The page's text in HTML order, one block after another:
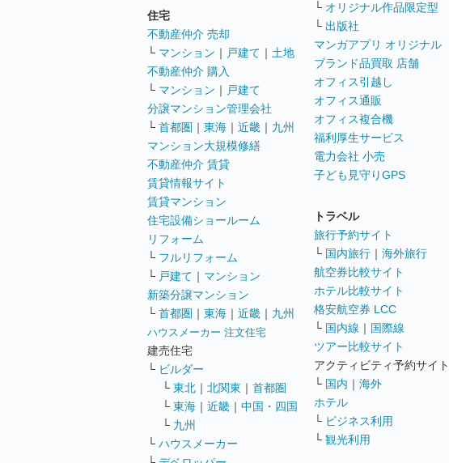
住宅
不動産仲介 売却
└ マンション ｜ 戸建て ｜ 土地
不動産仲介 購入
└ マンション ｜ 戸建て
分譲マンション管理会社
└ 首都圏 ｜ 東海 ｜ 近畿 ｜ 九州
マンション大規模修繕
不動産仲介 賃貸
賃貸情報サイト
賃貸マンション
住宅設備ショールーム
リフォーム
└ フルリフォーム
└ 戸建て ｜ マンション
新築分譲マンション
└ 首都圏 ｜ 東海 ｜ 近畿 ｜ 九州
ハウスメーカー 注文住宅
建売住宅
└ ビルダー
└ 東北 ｜ 北関東 ｜ 首都圏
└ 東海 ｜ 近畿 ｜ 中国・四国
└ 九州
└ ハウスメーカー
└ オリジナル作品限定型
└ 出版社
マンガアプリ オリジナル
ブランド品買取 店舗
オフィス引越し
オフィス通販
オフィス複合機
福利厚生サービス
電力会社 小売
子ども見守りGPS
トラベル
旅行予約サイト
└ 国内旅行 ｜ 海外旅行
航空券比較サイト
ホテル比較サイト
格安航空券 LCC
└ 国内線 ｜ 国際線
ツアー比較サイト
アクティビティ予約サイト
└ 国内 ｜ 海外
ホテル
└ ビジネス利用
└ 観光利用